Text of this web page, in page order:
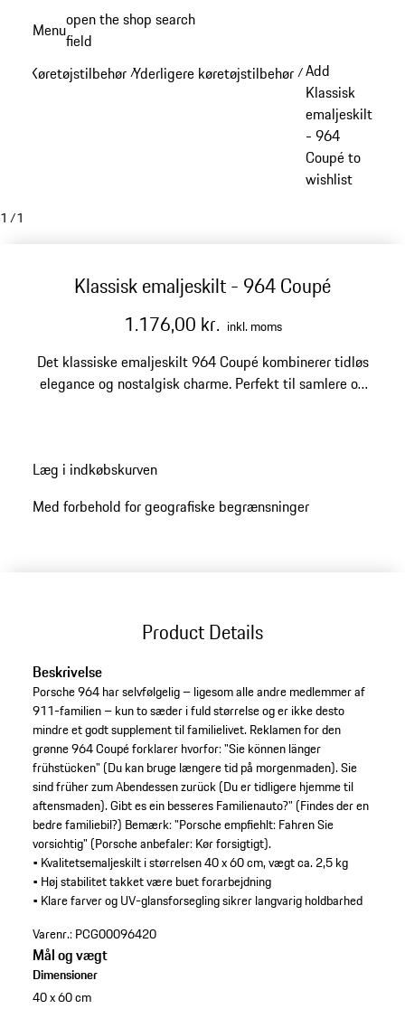
Menuopen the shop search
field
Køretøjstilbehør /Yderligere køretøjstilbehør /Add
Klassisk
emaljeskilt
- 964
Coupé to
wishlist
1 /1
Klassisk emaljeskilt - 964 Coupé
1.176,00 kr. inkl. moms
Det klassiske emaljeskilt 964 Coupé kombinerer tidløs
elegance og nostalgisk charme. Perfekt til samlere og
Læg i indkøbskurven
Med forbehold for geografiske begrænsninger
Product Details
Beskrivelse
Porsche 964 har selvfølgelig – ligesom alle andre medlemmer af
911-familien – kun to sæder i fuld størrelse og er ikke desto
mindre et godt supplement til familielivet. Reklamen for den
grønne 964 Coupé forklarer hvorfor: "Sie können länger
frühstücken" (Du kan bruge længere tid på morgenmaden). Sie
sind früher zum Abendessen zurück (Du er tidligere hjemme til
aftensmaden). Gibt es ein besseres Familienauto?" (Findes der en
bedre familiebil?) Bemærk: "Porsche empfiehlt: Fahren Sie
vorsichtig" (Porsche anbefaler: Kør forsigtigt).
• Kvalitetsemaljeskilt i størrelsen 40 x 60 cm, vægt ca. 2,5 kg
• Høj stabilitet takket være buet forarbejdning
• Klare farver og UV-glansforsegling sikrer langvarig holdbarhed
Varenr.: PCG00096420
Mål og vægt
Dimensioner
40 x 60 cm